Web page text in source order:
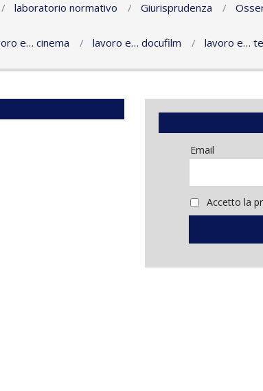
laboratorio normativo Giurisprudenza
e… cinema lavoro e… docufilm lavoro e…
Email
Accetto la